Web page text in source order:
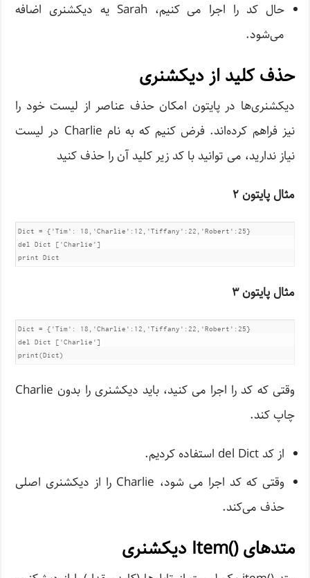
حال کد را اجرا می کنیم، Sarah یه دیکشنری اضافه
می‌شود.
حذف کلید از دیکشنری
دیکشنری‌ها در پایتون امکان حذف عناصر از لیست خود را
نیز فراهم کرده‌اند. فرض کنیم که به نام Charlie در لیست
نیاز ندارید، می توانید با کد زیر کلید آن را حذف کنید
مثال پایتون ۲
Dict = {'Tim': 18,'Charlie':12,'Tiffany':22,'Robert':25}
del Dict ['Charlie']
print Dict
مثال پایتون ۳
Dict = {'Tim': 18,'Charlie':12,'Tiffany':22,'Robert':25}
del Dict ['Charlie']
print(Dict)
وقتی که کد را اجرا می کنید، باید دیکشنری را بدون Charlie
چاپ کند.
از کد del Dict استفاده کردیم.
وقتی که کد اجرا می شود، Charlie را از دیکشنری اصلی
حذف می‌کند.
متدهای ()Item دیکشنری